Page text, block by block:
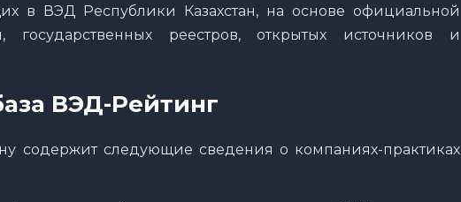
в ВЭД Республики Казахстан, на основе официальной
государственных реестров, открытых источников и
ВЭД-Рейтинг
содержит следующие сведения о компаниях-практиках